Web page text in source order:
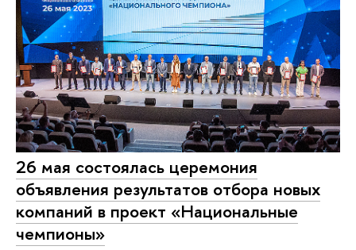
26 мая состоялась церемония
объявления результатов отбора новых
компаний в проект «Национальные
чемпионы»